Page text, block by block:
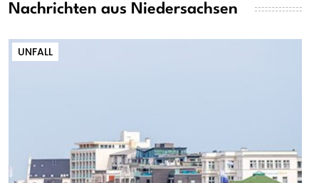
Nachrichten aus Niedersachsen
UNFALL